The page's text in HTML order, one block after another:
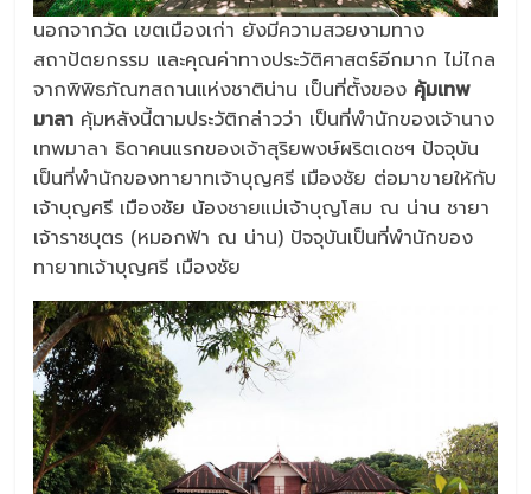
นอกจากวัด เขตเมืองเก่า ยังมีความสวยงามทาง
สถาปัตยกรรม และคุณค่าทางประวัติศาสตร์อีกมาก ไม่ไกล
จากพิพิธภัณฑสถานแห่งชาติน่าน เป็นที่ตั้งของ คุ้มเทพ
มาลา คุ้มหลังนี้ตามประวัติกล่าวว่า เป็นที่พำนักของเจ้านาง
เทพมาลา ธิดาคนแรกของเจ้าสุริยพงษ์ผริตเดชฯ ปัจจุบัน
เป็นที่พำนักของทายาทเจ้าบุญศรี เมืองชัย ต่อมาขายให้กับ
เจ้าบุญศรี เมืองชัย น้องชายแม่เจ้าบุญโสม ณ น่าน ชายา
เจ้าราชบุตร (หมอกฟ้า ณ น่าน) ปัจจุบันเป็นที่พำนักของ
ทายาทเจ้าบุญศรี เมืองชัย